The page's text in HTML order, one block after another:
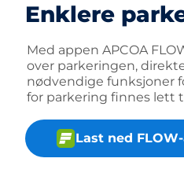
Enklere
Med appen APCOA
over parkeringen,
nødvendige funksjoner
for parkering finnes lett
Last ned